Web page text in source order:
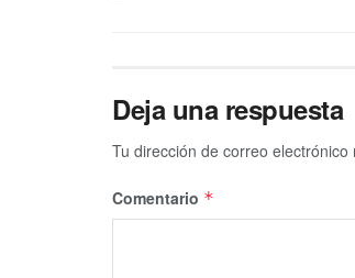
Deja una respuesta
Tu dirección de correo electrónico
Comentario *